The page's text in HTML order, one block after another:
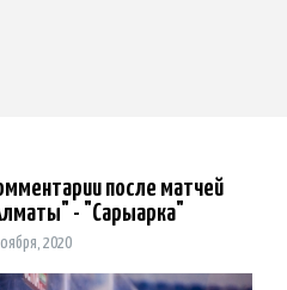
после матчей
- "Сарыарка"
2020